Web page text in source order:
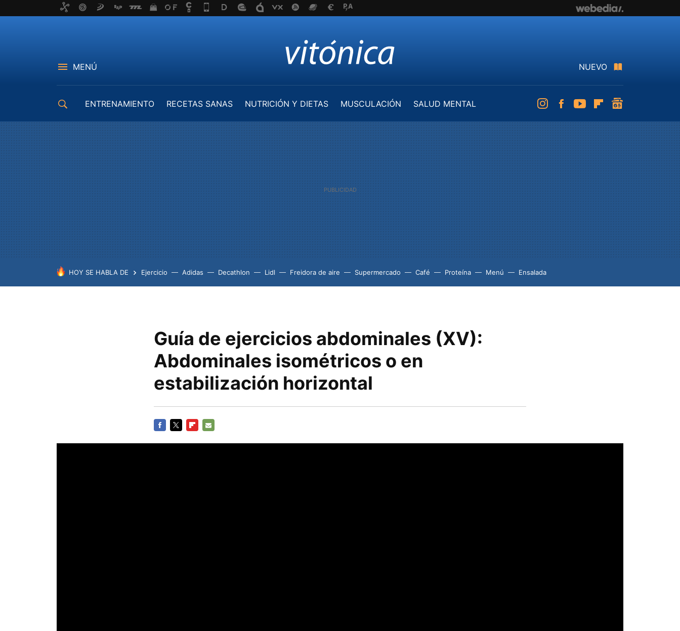
MENÚ NUEVO
ENTRENAMIENTO RECETAS SANAS NUTRICIÓN Y DIETAS MUSCULACIÓN
SALUD MENTAL
InstagramFacebookYoutubeFlipboard
HOY SE HABLA DE Ejercicio Adidas Decathlon Lidl Freidora de aire Supermercado Café Proteína Menú Ensalada
Guía de ejercicios abdominales (XV):
Abdominales isométricos o en
estabilización horizontal